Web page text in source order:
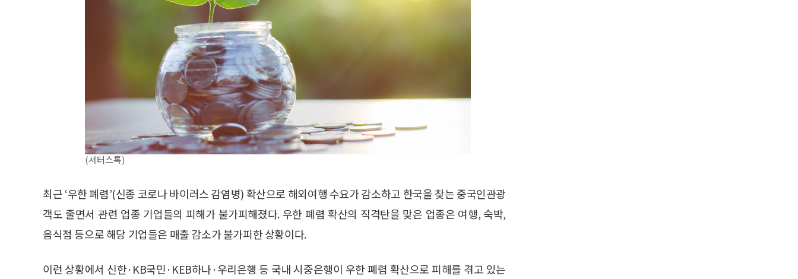
(셔터스톡)
최근 ‘우한 폐렴’(신종 코로나 바이러스 감염병) 확산으로 해외여행 수요가 감소하고 한국을 찾는 중국인관광
객도 줄면서 관련 업종 기업들의 피해가 불가피해졌다. 우한 폐렴 확산의 직격탄을 맞은 업종은 여행, 숙박,
음식점 등으로 해당 기업들은 매출 감소가 불가피한 상황이다.
이런 상황에서 신한·KB국민·KEB하나·우리은행 등 국내 시중은행이 우한 폐렴 확산으로 피해를 겪고 있는